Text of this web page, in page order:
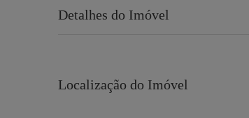
Detalhes do Imóvel
Localização do Imóvel